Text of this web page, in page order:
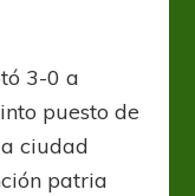
3-0 a
puesto de
ciudad
patria